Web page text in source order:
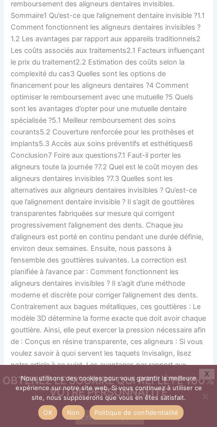
remboursement des aligneurs dentaires invisibles.
Sommaire1 Qu’est-ce que l’alignement dentaire invisible ?1.1
Comment fonctionnent les aligneurs dentaires invisibles ?
1.2 Les avantages par rapport aux appareils traditionnels2
Les coûts associés aux traitements2.1 Facteurs influençant
le prix du traitement2.2 Estimation des coûts selon la
complexité du cas3 Quelles sont les options de
financement pour les aligneurs dentaires ?4 Comment
optimiser le remboursement avec une mutuelle ?5 Quels
sont les avantages d’opter pour une mutuelle dentaire
spécialisée ?5.1 Meilleur remboursement des soins
courants5.2 Couverture renforcée pour les prothèses et
implants5.3 Accès aux soins préventifs et esthétiques6
Conclusion7 Foire aux questions7.1 Faut-il porter les
aligneurs toute la journée ?7.2 Quel est le coût moyen des
aligneurs dentaires invisibles ?7.3 Quelles sont les
alternatives aux aligneurs dentaires invisibles ? Qu’est-ce
que l’alignement dentaire invisible ? Il s’agit de gouttières
transparentes fabriquées sur mesure qui corrigent
progressivement l’alignement des dents. Chaque jeu
d’aligneurs est porté en continu pendant une durée définie,
environ deux semaines. Ensuite, nous passons à
l’ensemble des gouttières suivantes. La correction est
planifiée à l’avance par : Comment fonctionnent les
aligneurs dentaires invisibles ? Il s’agit d’une méthode
moderne et discrète pour corriger l’alignement des dents.
Contrairement aux bagues métalliques, ces gouttières : Le
modèle 3D détermine la forme exacte que doit avoir chaque
gouttière. Ainsi, elle peut exercer la pression nécessaire afin
de : Conçus en résine transparente, ces aligneurs : Si vous
voulez savoir à quoi servent les taquets Invisalign, lisez
notre article à ce sujet. Les avantages par rapport aux
appareils traditionnels Le gros avantage par rapport aux
appareils traditionnels est que les gouttières sont
amovibles. Vous pouvez les enlever pour manger. Elles ne
nécessitent aussi aucune restriction alimentaire. L’hygiène
dentaire est donc facilitée. Ces gouttières sont bien plus
Nous utilisons des cookies pour vous garantir la meilleure
expérience sur notre site web. Si vous continuez à utiliser ce
site, nous supposerons que vous en êtes satisfait.
OK
Non Politique de confidentialité
X
OBTENEZ LE SOURIRE QUI REFLÈTE 100%
VOTRE PERSONNALITÉ
En savoir plus